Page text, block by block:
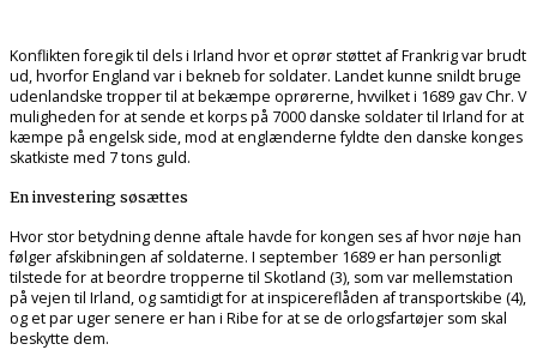
Konflikten foregik til dels i Irland hvor et oprør støttet af Frankrig var brudt
ud, hvorfor England var i bekneb for soldater. Landet kunne snildt bruge
udenlandske tropper til at bekæmpe oprørerne, hvvilket i 1689 gav Chr. V
muligheden for at sende et korps på 7000 danske soldater til Irland for at
kæmpe på engelsk side, mod at englænderne fyldte den danske konges
skatkiste med 7 tons guld.
En investering søsættes
Hvor stor betydning denne aftale havde for kongen ses af hvor nøje han
følger afskibningen af soldaterne. I september 1689 er han personligt
tilstede for at beordre tropperne til Skotland (3), som var mellemstation
på vejen til Irland, og samtidigt for at inspicereflåden af transportskibe (4),
og et par uger senere er han i Ribe for at se de orlogsfartøjer som skal
beskytte dem.